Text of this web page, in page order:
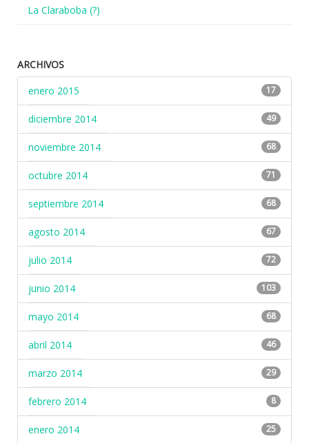
La Claraboba (?)
ARCHIVOS
enero 2015
17
diciembre 2014 49
noviembre 2014 68
octubre 2014 71
septiembre 2014 68
agosto 2014 67
julio 2014 72
junio 2014 103
mayo 2014 68
abril 2014 46
marzo 2014 29
febrero 2014 8
enero 2014 25